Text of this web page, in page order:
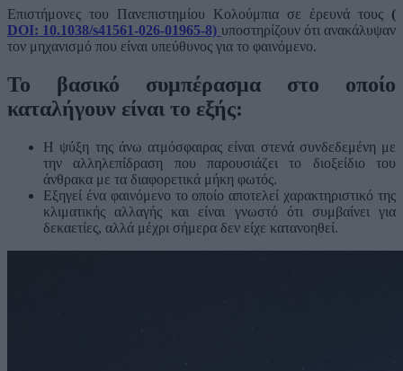
Επιστήμονες του Πανεπιστημίου Κολούμπια σε έρευνά τους (
DOI: 10.1038/s41561-026-01965-8) υποστηρίζουν ότι ανακάλυψαν
τον μηχανισμό που είναι υπεύθυνος για το φαινόμενο.
Το βασικό συμπέρασμα στο οποίο
καταλήγουν είναι το εξής:
Η ψύξη της άνω ατμόσφαιρας είναι στενά συνδεδεμένη με
την αλληλεπίδραση που παρουσιάζει το διοξείδιο του
άνθρακα με τα διαφορετικά μήκη φωτός.
Εξηγεί ένα φαινόμενο το οποίο αποτελεί χαρακτηριστικό της
κλιματικής αλλαγής και είναι γνωστό ότι συμβαίνει για
δεκαετίες, αλλά μέχρι σήμερα δεν είχε κατανοηθεί.